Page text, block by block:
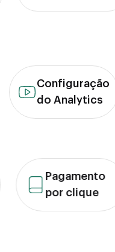
do
Pagamento
por clique